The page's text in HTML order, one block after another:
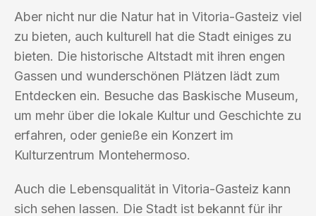
Aber nicht nur die Natur hat in Vitoria-Gasteiz viel
zu bieten, auch kulturell hat die Stadt einiges zu
bieten. Die historische Altstadt mit ihren engen
Gassen und wunderschönen Plätzen lädt zum
Entdecken ein. Besuche das Baskische Museum,
um mehr über die lokale Kultur und Geschichte zu
erfahren, oder genieße ein Konzert im
Kulturzentrum Montehermoso.
Auch die Lebensqualität in Vitoria-Gasteiz kann
sich sehen lassen. Die Stadt ist bekannt für ihr